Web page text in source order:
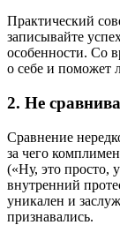
Практический
записывайте
особенности. Со
о себе и поможет
2. Не
Сравнение
за чего
(«Ну, это просто,
внутренний
уникален и
признавались.